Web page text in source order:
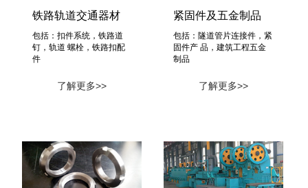
铁路轨道交通器材
包括：扣件系统，铁路道
钉，轨道 螺栓，铁路扣配
件
了解更多>>
紧固件及五金制品
包括：隧道管片连接件，紧
固件产 品，建筑工程五金
制品
了解更多>>